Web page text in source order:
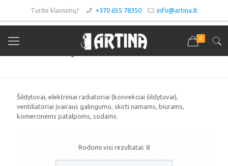
Turite klausimų? +370 655 78350 info@artina.lt
0
Šildytuvai ir ventiliatoriai
Šildytuvai, elektriniai radiatoriai (konvekciai šildytuvai),
ventiliatoriai įvairaus galingumo, skirti namams, biurams,
komercinėms patalpoms, sodams.
Rodomi visi rezultatai: 8